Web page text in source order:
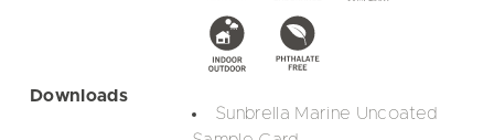
Downloads
Sunbrella Marine Uncoated